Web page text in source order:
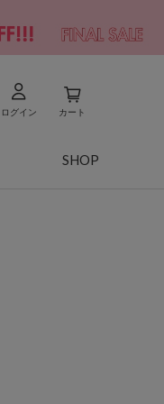
ログイン カート
SHOP